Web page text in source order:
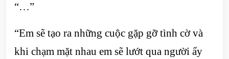
“…”
“Em sẽ tạo ra những cuộc gặp gỡ tình cờ và
khi chạm mặt nhau em sẽ lướt qua người ấy